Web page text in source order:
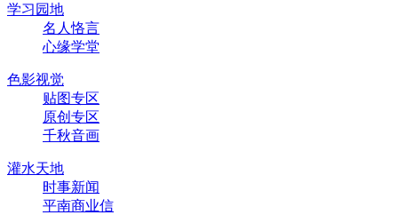
学习园地
名人恪言
心缘学堂
色影视觉
贴图专区
原创专区
千秋音画
灌水天地
时事新闻
平南商业信